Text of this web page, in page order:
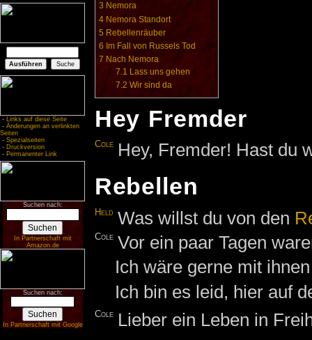
- Links auf diese Seite
- Änderungen an verlinkten
Seiten
- Spezialseiten
- Druckversion
- Permanenter Link
Suchen nach:
In Partnerschaft mit
Amazon.de
Suchen nach:
In Partnerschaft mit Google
3 Nemora
4 Nemora Standort
5 Rebellenräuber
6 Im Fall von Russels Tod
7 Nach Nemora
7.1 Lass uns gehen
7.2 Wir sind da
Hey Fremder
Cole Hey, Fremder! Hast du
Rebellen
Held Was willst du von den
Cole Vor ein paar Tagen
Ich wäre gerne mit
Ich bin es leid, hier auf
Cole Lieber ein Leben in